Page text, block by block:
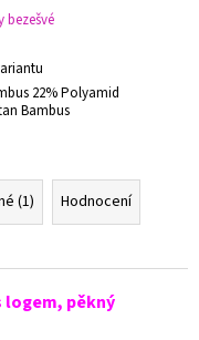
bezešvé
22% Polyamid
Bambus
(1)
Hodnocení
logem, pěkný